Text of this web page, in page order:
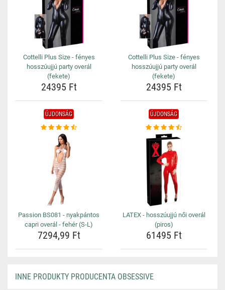
Cottelli Plus Size - fényes
hosszúujjú party overál
(fekete)
24395 Ft
Cottelli Plus Size - fényes
hosszúujjú party overál
(fekete)
24395 Ft
ÚJDONSÁG
Passion BS081 - nyakpántos
capri overál - fehér (S-L)
7294,99 Ft
ÚJDONSÁG
LATEX - hosszúujjú női overál
(piros)
61495 Ft
INNE PRODUKTY PRODUCENTA OBSESSIVE